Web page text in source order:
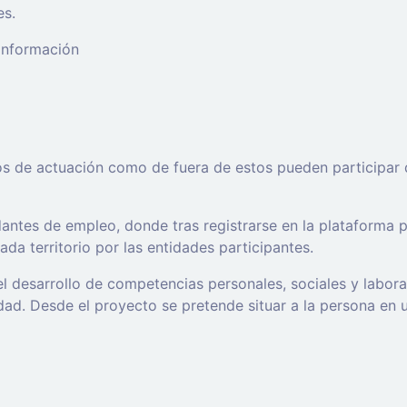
de actuación como de fuera de estos pueden
de empleo, donde tras registrarse en la
territorio por las entidades participantes.
de competencias personales, sociales y
Desde el proyecto se pretende situar a la persona